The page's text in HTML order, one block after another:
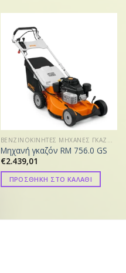
Μηχανή γκαζόν RM 756.0 GS
€2.439,01
ΠΡΟΣΘΗΚΗ ΣΤΟ ΚΑΛΑΘΙ